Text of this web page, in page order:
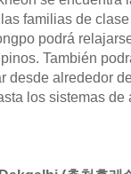
familias de
podrá
También
desde alrededor
los sistemas